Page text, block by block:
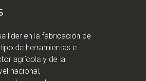
líder en la fabricación de
de herramientas e
agrícola y de la
nacional,